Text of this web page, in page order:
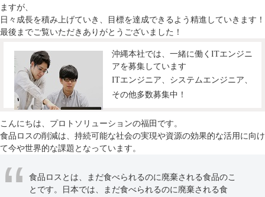
ますが、
日々成長を積み上げていき、目標を達成できるよう精進していきます！
最後までご覧いただきありがとうございました！
沖縄本社では、一緒に働くITエンジニ
アを募集しています
ITエンジニア、システムエンジニア、
その他多数募集中！
こんにちは、プロトソリューションの福田です。
食品ロスの削減は、持続可能な社会の実現や資源の効果的な活用に向け
て今や世界的な課題となっています。
食品ロスとは、まだ食べられるのに廃棄される食品のこ
とです。日本では、まだ食べられるのに廃棄される食